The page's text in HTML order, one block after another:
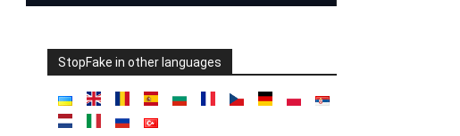
StopFake in other languages